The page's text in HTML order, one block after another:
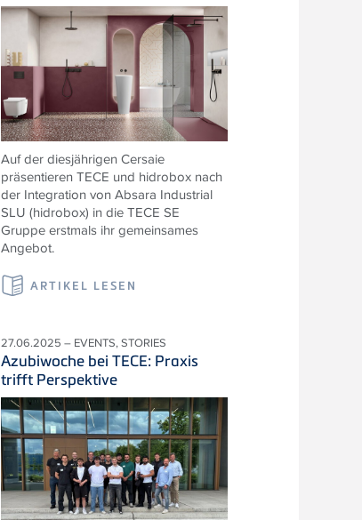
Auf der diesjährigen Cersaie
präsentieren TECE und hidrobox nach
der Integration von Absara Industrial
SLU (hidrobox) in die TECE SE
Gruppe erstmals ihr gemeinsames
Angebot.
ARTIKEL LESEN
27.06.2025 – EVENTS, STORIES
Azubiwoche bei TECE: Praxis
trifft Perspektive